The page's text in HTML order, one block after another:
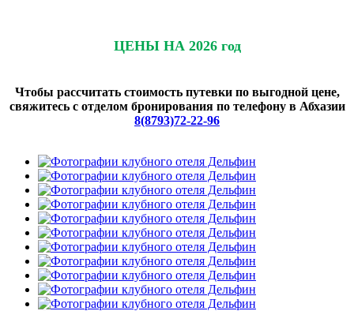
ЦЕНЫ НА 2026 год
Чтобы рассчитать стоимость путевки по выгодной цене,
свяжитесь с отделом бронирования по телефону в Абхазии
8(8793)72-22-96